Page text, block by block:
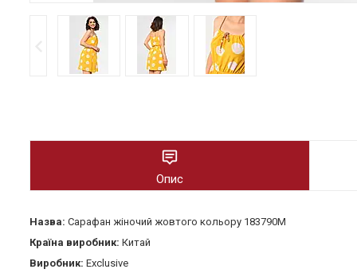
Опис
Назва: Сарафан жіночий жовтого кольору 183790M
Країна виробник: Китай
Виробник: Exclusive